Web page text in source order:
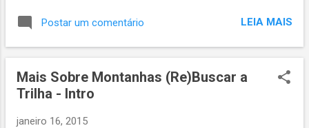
representa um pouco do caos colorido que
anteriores à aplicação. Mais cuticuti. E
foco é o mercado alvo como um todo. Os
influencers podem ser consumidores
opinião, muitas vezes jornalistas, analistas
do setor, consultores. No "meu" caso,
Postar um comentário LEIA MAIS
Mais Sobre Montanhas (Re)Buscar a
Trilha - Intro
janeiro 16, 2015